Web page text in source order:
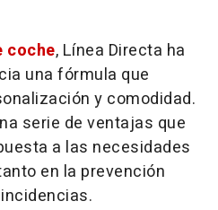
coche, Línea Directa ha
una fórmula que
y comodidad.
serie de ventajas que
a las necesidades
en la prevención